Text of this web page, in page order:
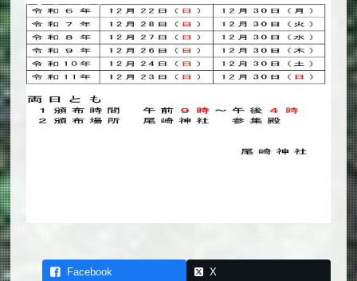
Facebook X